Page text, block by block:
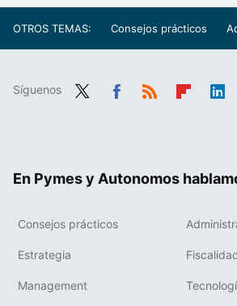
OTROS TEMAS: Consejos prácticos
Síguenos
En Pymes y Autonomos
Consejos prácticos
Estrategia
Management